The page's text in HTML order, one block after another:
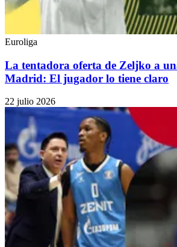
Euroliga
La tentadora oferta de Zeljko a
Madrid: El jugador lo tiene claro
22 julio 2026